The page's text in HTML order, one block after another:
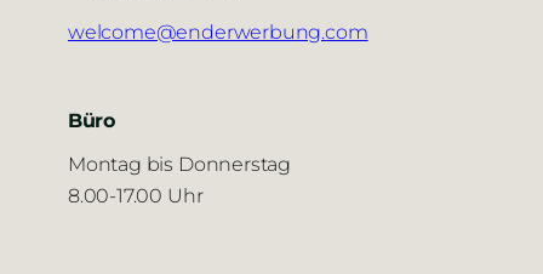
welcome@enderwerbung.com
Büro
Montag bis Donnerstag
8.00-17.00 Uhr